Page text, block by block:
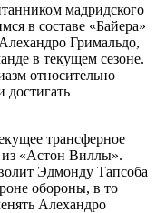
мадридского
в составе «Байера»
Гримальдо,
в текущем сезоне.
относительно
достигать
трансферное
«Астон Виллы».
Эдмонду Тапсоба
обороны, в то
Алехандро